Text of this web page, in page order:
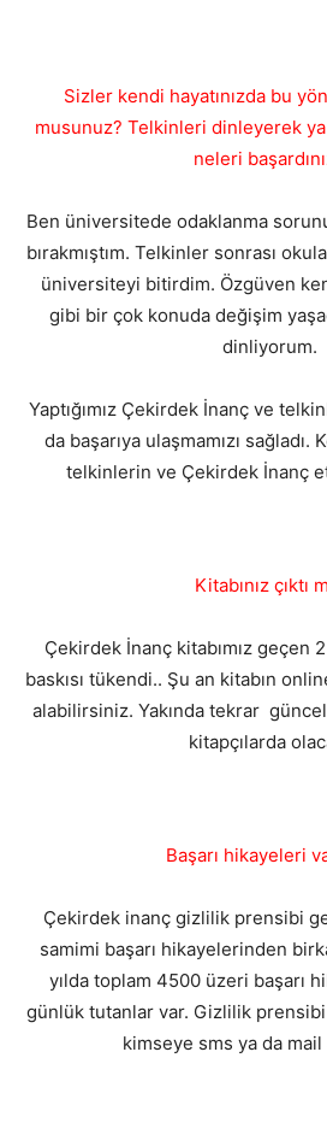
Sizler kendi hayatınızda bu
musunuz? Telkinleri dinleyerek
neleri
Ben üniversitede odaklanma
bırakmıştım. Telkinler sonrası
üniversiteyi bitirdim. Özgüven
gibi bir çok konuda değişim
dinliyorum.
Yaptığımız Çekirdek İnanç ve
da başarıya ulaşmamızı sağladı.
telkinlerin ve Çekirdek İnanç
Kitabınız çıktı
Çekirdek İnanç kitabımız geçen
baskısı tükendi.. Şu an kitabın
alabilirsiniz. Yakında tekrar
kitapçılarda
Başarı hikayeleri
Çekirdek inanç gizlilik prensibi
samimi başarı hikayelerinden
yılda toplam 4500 üzeri başarı
günlük tutanlar var. Gizlilik
kimseye sms ya da mail